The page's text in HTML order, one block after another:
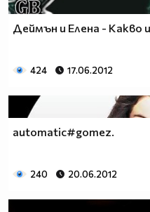
Деймън и Елена - Какво
424 17.06.2012
automatic#gomez.
240 20.06.2012